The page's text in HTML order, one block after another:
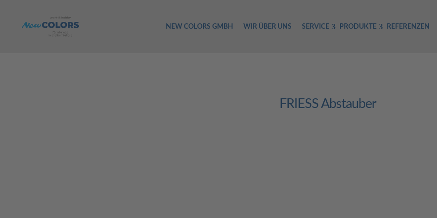
NEW COLORS GMBH WIR ÜBER UNS SERVICE PRODUKTE REFERENZEN
FRIESS Abstauber